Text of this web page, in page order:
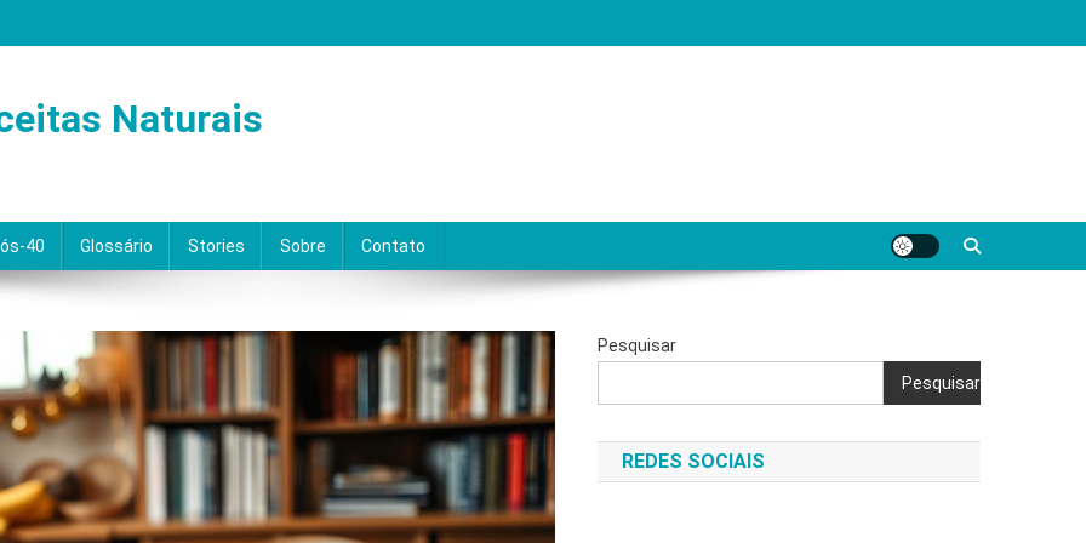
Naturais
40 Glossário Stories Sobre Contato
Pesquisar
Pesquisar
REDES SOCIAIS